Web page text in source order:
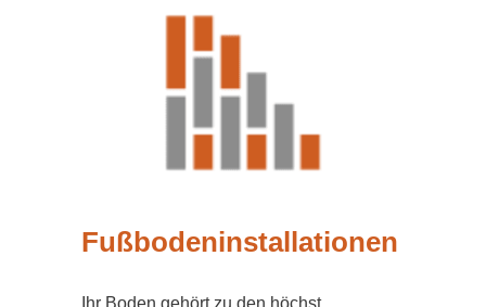
Fußbodeninstallationen
Ihr Boden gehört zu den höchst